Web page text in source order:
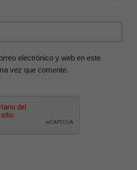
electrónico y web en este
vez que comente.